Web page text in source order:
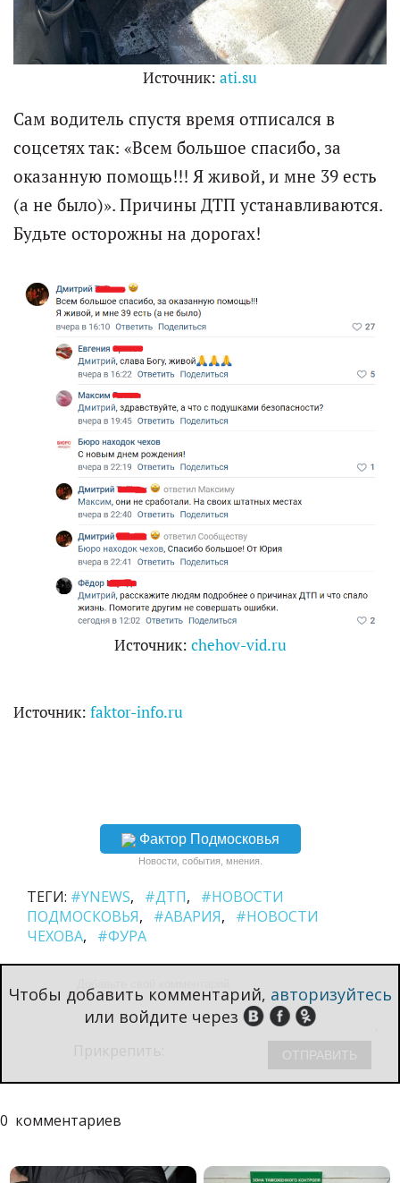
Источник: ati.su
Сам водитель спустя время отписался в
соцсетях так: «Всем большое спасибо, за
оказанную помощь!!! Я живой, и мне 39 есть
(а не было)». Причины ДТП устанавливаются.
Будьте осторожны на дорогах!
Источник: chehov-vid.ru
Источник: faktor-info.ru
Фактор Подмосковья
Новости, события, мнения.
ТЕГИ: #YNEWS #ДТП
#НОВОСТИ
ПОДМОСКОВЬЯ
#АВАРИЯ
#НОВОСТИ
ЧЕХОВА
#ФУРА
Чтобы добавить комментарий, авторизуйтесь
или войдите через
0 комментариев